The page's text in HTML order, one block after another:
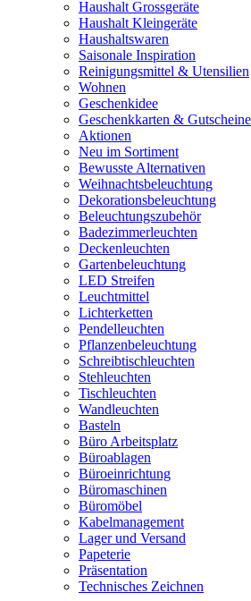
Haushalt Grossgeräte
Haushalt Kleingeräte
Haushaltswaren
Saisonale Inspiration
Reinigungsmittel & Utensilien
Wohnen
Geschenkidee
Geschenkkarten & Gutscheine
Aktionen
Neu im Sortiment
Bewusste Alternativen
Weihnachtsbeleuchtung
Dekorationsbeleuchtung
Beleuchtungszubehör
Badezimmerleuchten
Deckenleuchten
Gartenbeleuchtung
LED Streifen
Leuchtmittel
Lichterketten
Pendelleuchten
Pflanzenbeleuchtung
Schreibtischleuchten
Stehleuchten
Tischleuchten
Wandleuchten
Basteln
Büro Arbeitsplatz
Büroablagen
Büroeinrichtung
Büromaschinen
Büromöbel
Kabelmanagement
Lager und Versand
Papeterie
Präsentation
Technisches Zeichnen